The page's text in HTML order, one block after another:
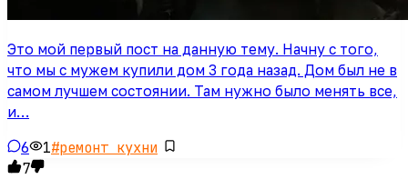
Это мой первый пост на данную тему. Начну с того,
что мы с мужем купили дом 3 года назад. Дом был не в
самом лучшем состоянии. Там нужно было менять все,
и…
6 1#ремонт кухни
7